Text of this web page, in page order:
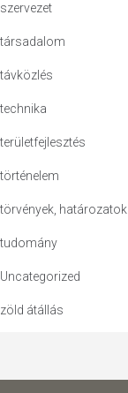
szervezet
társadalom
távközlés
technika
területfejlesztés
történelem
törvények, határozatok
tudomány
Uncategorized
zöld átállás